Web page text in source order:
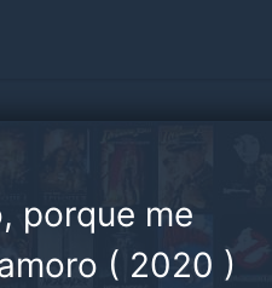
porque me
( 2020 )